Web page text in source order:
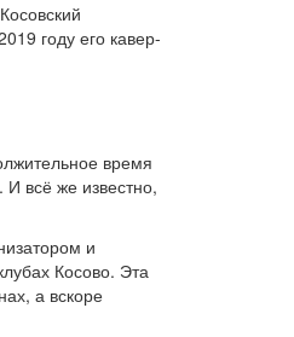
году его кавер-
время
всё же известно,
и
Косово. Эта
а вскоре